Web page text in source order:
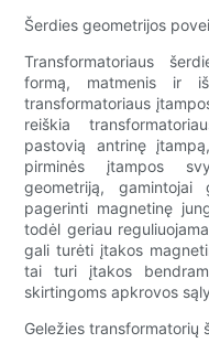
Šerdies geometrijos
Transformatoriaus
formą, matmenis ir
transformatoriaus
reiškia
pastovią antrinę
pirminės įtampos
geometriją,
pagerinti magnetinę
todėl geriau
gali turėti įtakos
tai turi įtakos
skirtingoms apkrovos
Geležies transformatorių